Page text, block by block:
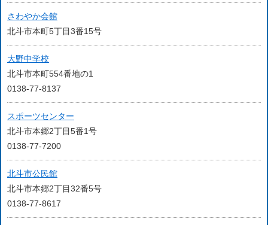
さわやか会館
北斗市本町5丁目3番15号
大野中学校
北斗市本町554番地の1
0138-77-8137
スポーツセンター
北斗市本郷2丁目5番1号
0138-77-7200
北斗市公民館
北斗市本郷2丁目32番5号
0138-77-8617